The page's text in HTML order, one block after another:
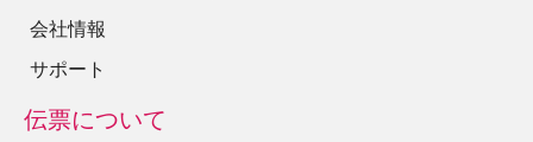
会社情報
サポート
伝票について